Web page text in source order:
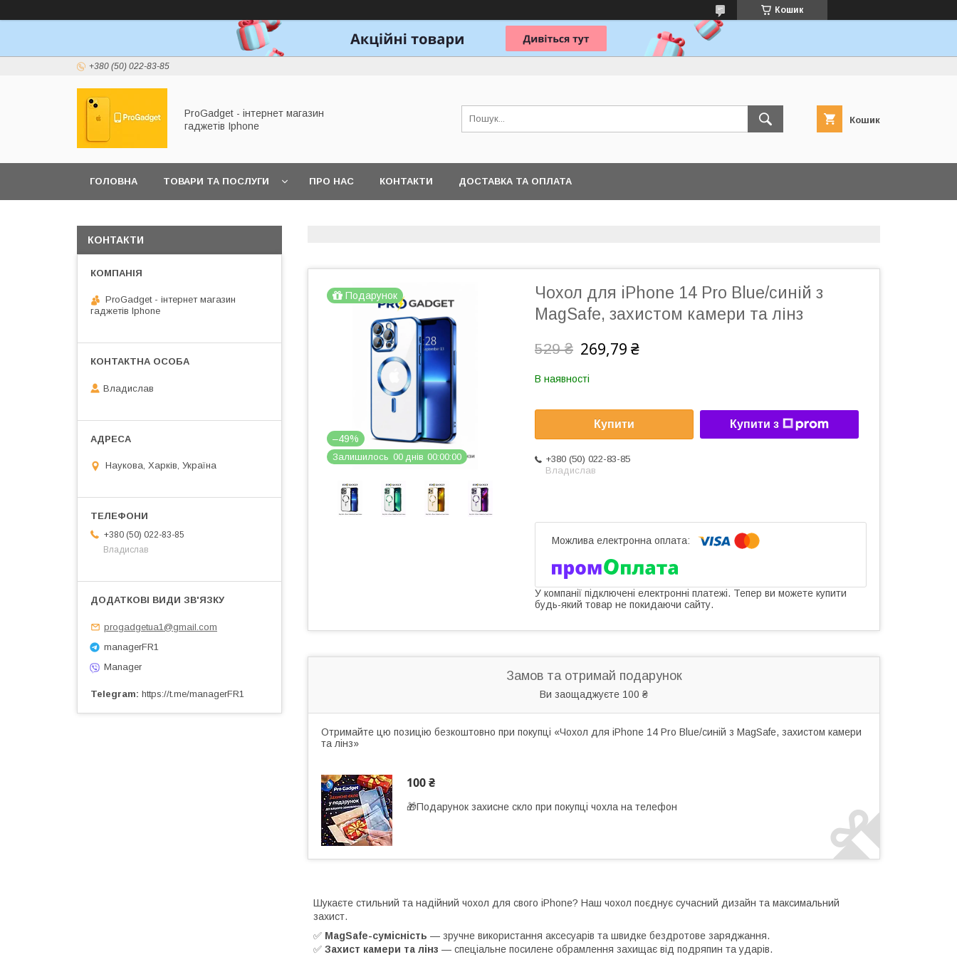
Кошик
+380 (50) 022-83-85
ProGadget - iнтернет магазин
гаджетів Iphone
Кошик
ГОЛОВНА ТОВАРИ ТА ПОСЛУГИ ПРО НАС КОНТАКТИ ДОСТАВКА ТА ОПЛАТА
Подарунок
–49%
Залишилось 00 днів 00 00 00
Чохол для iPhone 14 Pro Blue/синій з
MagSafe, захистом камери та лінз
529 ₴ 269,79 ₴
В наявності
Купити Купити з
+380 (50) 022-83-85
Владислав
У компанії підключені електронні платежі. Тепер ви можете купити
будь-який товар не покидаючи сайту.
Замов та отримай подарунок
Ви заощаджуєте 100 ₴
Отримайте цю позицію безкоштовно при покупці «Чохол для iPhone 14 Pro Blue/синій з MagSafe, захистом камери
та лінз»
100 ₴
🎁Подарунок захисне скло при покупці чохла на телефон
Шукаєте стильний та надійний чохол для свого iPhone? Наш чохол поєднує сучасний дизайн та максимальний
захист.
✅ MagSafe-сумісність — зручне використання аксесуарів та швидке бездротове заряджання.
✅ Захист камери та лінз — спеціальне посилене обрамлення захищає від подряпин та ударів.
КОНТАКТИ
ProGadget - iнтернет магазин
гаджетів Iphone
Владислав
Наукова, Харків, Україна
+380 (50) 022-83-85
Владислав
progadgetua1@gmail.com
managerFR1
Manager
Telegram https://t.me/managerFR1